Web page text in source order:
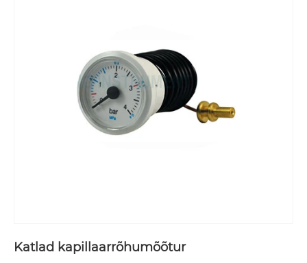
Katlad kapillaarrõhumõõtur